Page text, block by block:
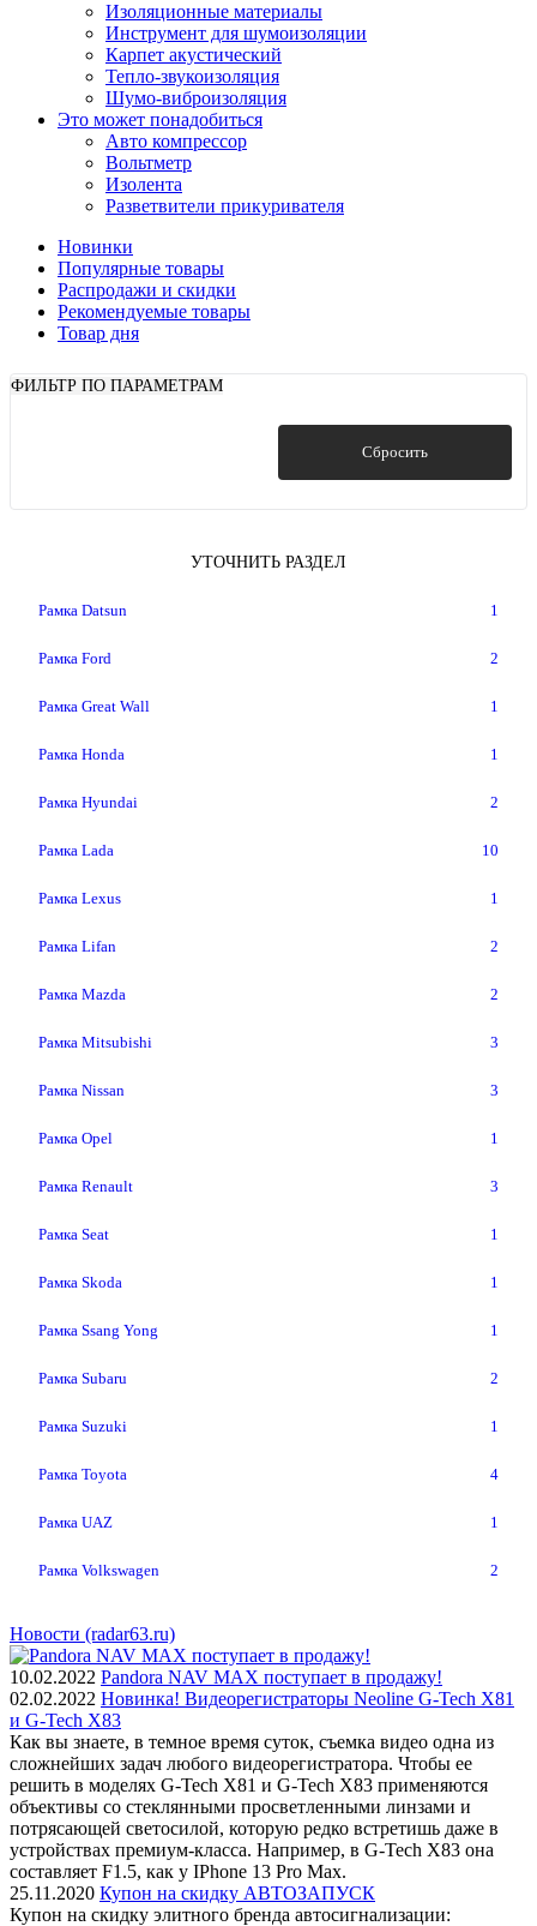
Изоляционные материалы
Инструмент для шумоизоляции
Карпет акустический
Тепло-звукоизоляция
Шумо-виброизоляция
Это может понадобиться
Авто компрессор
Вольтметр
Изолента
Разветвители прикуривателя
Новинки
Популярные товары
Распродажи и скидки
Рекомендуемые товары
Товар дня
ФИЛЬТР ПО ПАРАМЕТРАМ
Сбросить
УТОЧНИТЬ РАЗДЕЛ
Рамка Datsun 1
Рамка Ford 2
Рамка Great Wall 1
Рамка Honda 1
Рамка Hyundai 2
Рамка Lada 10
Рамка Lexus 1
Рамка Lifan 2
Рамка Mazda 2
Рамка Mitsubishi 3
Рамка Nissan 3
Рамка Opel 1
Рамка Renault 3
Рамка Seat 1
Рамка Skoda 1
Рамка Ssang Yong 1
Рамка Subaru 2
Рамка Suzuki 1
Рамка Toyota 4
Рамка UAZ 1
Рамка Volkswagen 2
Новости (radar63.ru)
10.02.2022 Pandora NAV MAX поступает в продажу!
02.02.2022 Новинка! Видеорегистраторы Neoline G-Tech X81
и G-Tech X83
Как вы знаете, в темное время суток, съемка видео одна из
сложнейших задач любого видеорегистратора. Чтобы ее
решить в моделях G-Tech X81 и G-Tech X83 применяются
объективы со стеклянными просветленными линзами и
потрясающей светосилой, которую редко встретишь даже в
устройствах премиум-класса. Например, в G-Tech X83 она
составляет F1.5, как у IPhone 13 Pro Max.
25.11.2020 Купон на скидку АВТОЗАПУСК
Купон на скидку элитного бренда автосигнализации: